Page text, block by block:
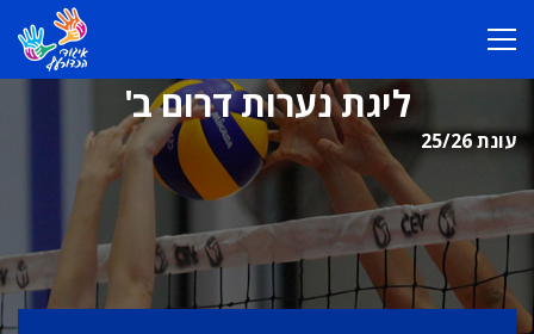
ליגת נערות דרום ב'
עונת 25/26